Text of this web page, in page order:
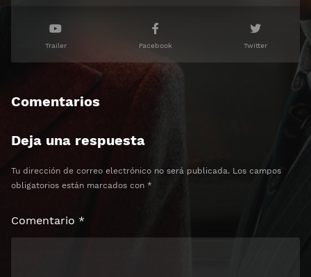
Trailer Facebook Twitter
Comentarios
Deja una respuesta
Tu dirección de correo electrónico no será publicada. Los campos
obligatorios están marcados con *
Comentario *